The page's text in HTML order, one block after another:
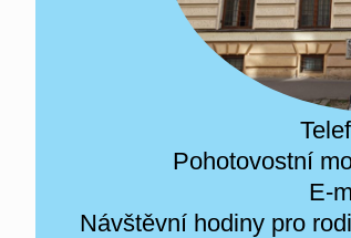
Pohotovostní
E-
Návštěvní hodiny pro